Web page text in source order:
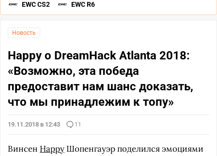
EWC CS2 EWC R6
Новость
Happy о DreamHack Atlanta 2018:
«Возможно, эта победа
предоставит нам шанс доказать,
что мы принадлежим к топу»
19.11.2018 в 12:43 11
Винсен Happy Шопенгауэр поделился эмоциями